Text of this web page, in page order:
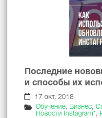
Последние
и способы их
17 окт. 2018
Обучение, Бизнес,
Новости Instagram*,